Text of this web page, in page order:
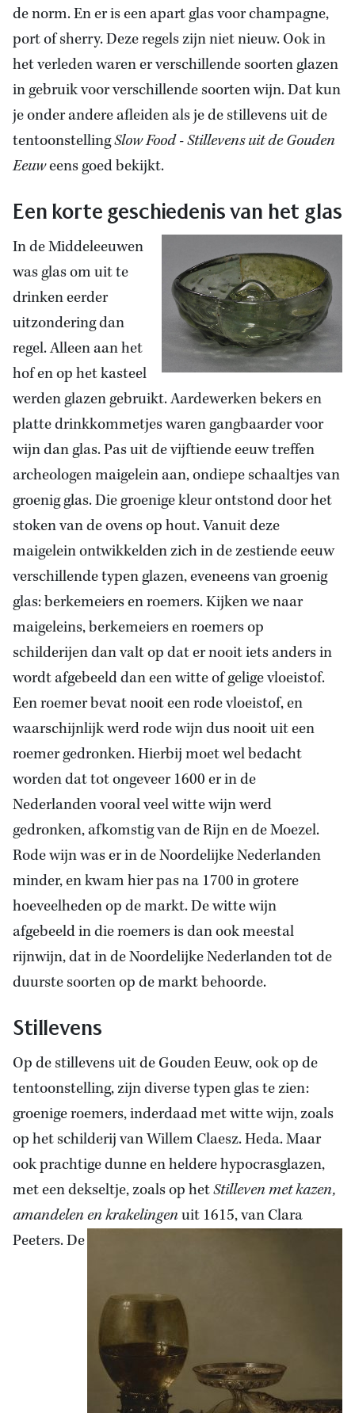
de norm. En er is een apart glas voor champagne,
port of sherry. Deze regels zijn niet nieuw. Ook in
het verleden waren er verschillende soorten glazen
in gebruik voor verschillende soorten wijn. Dat kun
je onder andere afleiden als je de stillevens uit de
tentoonstellingSlow Food - Stillevens uit de Gouden
Eeuweens goed bekijkt.
Een korte geschiedenis van het glas
In de Middeleeuwen
was glas om uit te
drinken eerder
uitzondering dan
regel. Alleen aan het
hof en op het kasteel
werden glazen gebruikt. Aardewerken bekers en
platte drinkkommetjes waren gangbaarder voor
wijn dan glas. Pas uit de vijftiende eeuw treffen
archeologen maigelein aan, ondiepe schaaltjes van
groenig glas. Die groenige kleur ontstond door het
stoken van de ovens op hout. Vanuit deze
maigelein ontwikkelden zich in de zestiende eeuw
verschillende typen glazen, eveneens van groenig
glas: berkemeiers en roemers. Kijken we naar
maigeleins, berkemeiers en roemers op
schilderijen dan valt op dat er nooit iets anders in
wordt afgebeeld dan een witte of gelige vloeistof.
Een roemer bevat nooit een rode vloeistof, en
waarschijnlijk werd rode wijn dus nooit uit een
roemer gedronken. Hierbij moet wel bedacht
worden dat tot ongeveer 1600 er in de
Nederlanden vooral veel witte wijn werd
gedronken, afkomstig van de Rijn en de Moezel.
Rode wijn was er in de Noordelijke Nederlanden
minder, en kwam hier pas na 1700 in grotere
hoeveelheden op de markt. De witte wijn
afgebeeld in die roemers is dan ook meestal
rijnwijn, dat in de Noordelijke Nederlanden tot de
duurste soorten op de markt behoorde.
Stillevens
Op de stillevens uit de Gouden Eeuw, ook op de
tentoonstelling, zijn diverse typen glas te zien:
groenige roemers, inderdaad met witte wijn, zoals
op het schilderij van Willem Claesz. Heda. Maar
ook prachtige dunne en heldere hypocrasglazen,
met een dekseltje, zoals op hetStilleven met kazen,
amandelen en krakelingenuit 1615, van Clara
Peeters. De